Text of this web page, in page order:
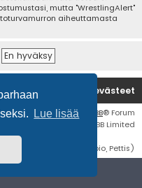
Lue lisää
mutta "WrestlingAlert"
aiheuttamasta
Poista evästeet
ohjelmisto phpBB® Forum
Software © phpBB Limited
Suomi (lurttinen, harritapio, Pettis)